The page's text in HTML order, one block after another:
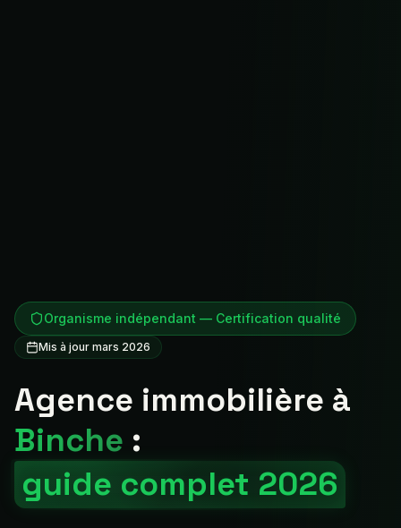
Organisme indépendant — Certification qualité
Mis à jour mars 2026
Agence immobilière à
Binche :
guide complet 2026